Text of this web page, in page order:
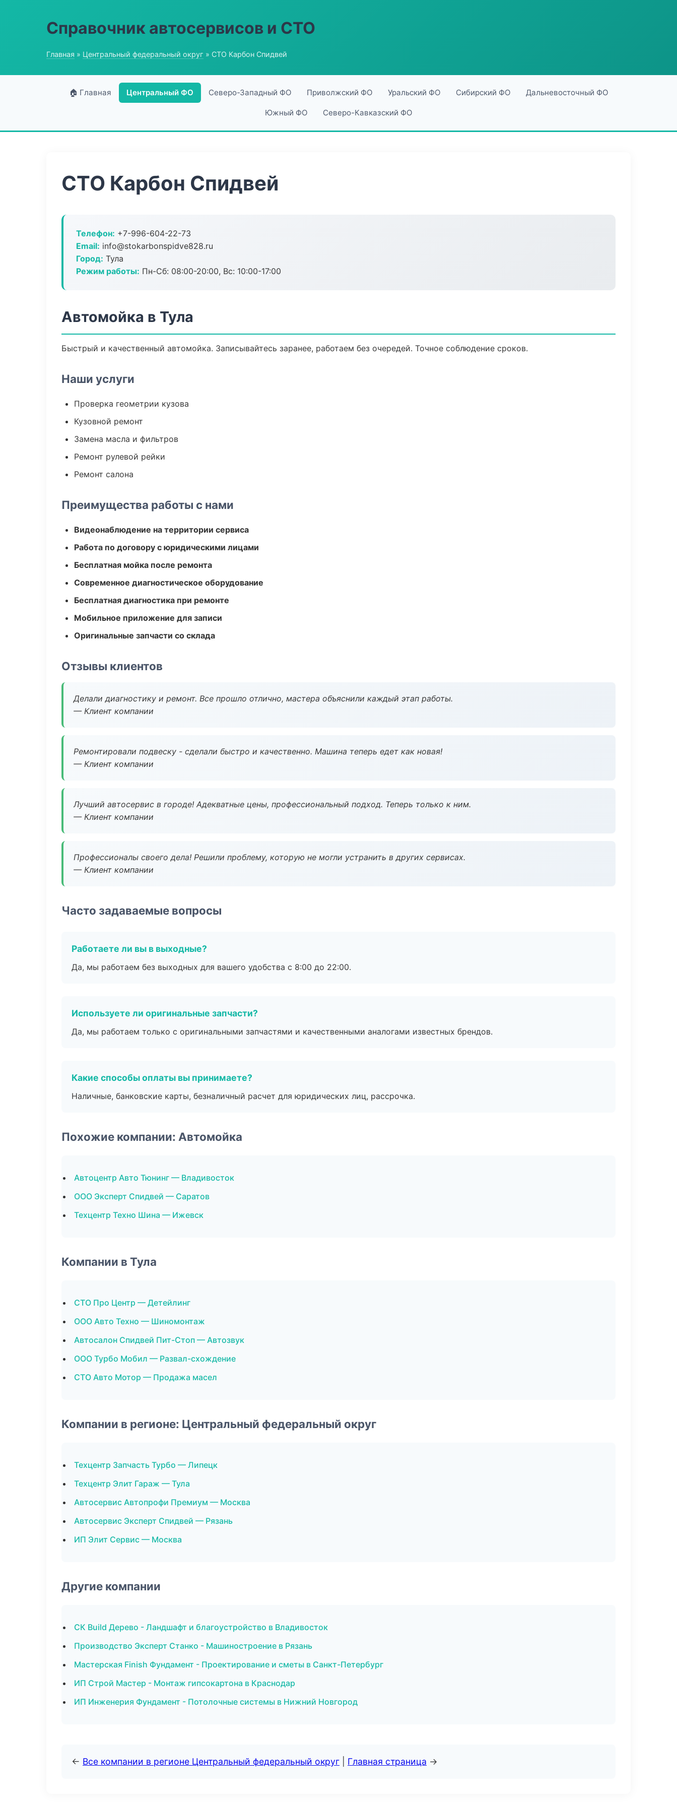
Справочник автосервисов и СТО
Главная » Центральный федеральный округ » СТО Карбон Спидвей
🏠 Главная Центральный ФО Северо-Западный ФО Приволжский ФО Уральский ФО Сибирский ФО Дальневосточный ФО
Южный ФО Северо-Кавказский ФО
СТО Карбон Спидвей
Телефон: +7-996-604-22-73
Email: info@stokarbonspidve828.ru
Город: Тула
Режим работы: Пн-Сб: 08:00-20:00, Вс: 10:00-17:00
Автомойка в Тула
Быстрый и качественный автомойка. Записывайтесь заранее, работаем без очередей. Точное соблюдение сроков.
Наши услуги
Проверка геометрии кузова
Кузовной ремонт
Замена масла и фильтров
Ремонт рулевой рейки
Ремонт салона
Преимущества работы с нами
Видеонаблюдение на территории сервиса
Работа по договору с юридическими лицами
Бесплатная мойка после ремонта
Современное диагностическое оборудование
Бесплатная диагностика при ремонте
Мобильное приложение для записи
Оригинальные запчасти со склада
Отзывы клиентов
Делали диагностику и ремонт. Все прошло отлично, мастера объяснили каждый этап работы.
— Клиент компании
Ремонтировали подвеску - сделали быстро и качественно. Машина теперь едет как новая!
— Клиент компании
Лучший автосервис в городе! Адекватные цены, профессиональный подход. Теперь только к ним.
— Клиент компании
Профессионалы своего дела! Решили проблему, которую не могли устранить в других сервисах.
— Клиент компании
Часто задаваемые вопросы
Работаете ли вы в выходные?
Да, мы работаем без выходных для вашего удобства с 8:00 до 22:00.
Используете ли оригинальные запчасти?
Да, мы работаем только с оригинальными запчастями и качественными аналогами известных брендов.
Какие способы оплаты вы принимаете?
Наличные, банковские карты, безналичный расчет для юридических лиц, рассрочка.
Похожие компании: Автомойка
Автоцентр Авто Тюнинг — Владивосток
ООО Эксперт Спидвей — Саратов
Техцентр Техно Шина — Ижевск
Компании в Тула
СТО Про Центр — Детейлинг
ООО Авто Техно — Шиномонтаж
Автосалон Спидвей Пит-Стоп — Автозвук
ООО Турбо Мобил — Развал-схождение
СТО Авто Мотор — Продажа масел
Компании в регионе: Центральный федеральный округ
Техцентр Запчасть Турбо — Липецк
Техцентр Элит Гараж — Тула
Автосервис Автопрофи Премиум — Москва
Автосервис Эксперт Спидвей — Рязань
ИП Элит Сервис — Москва
Другие компании
СК Build Дерево - Ландшафт и благоустройство в Владивосток
Производство Эксперт Станко - Машиностроение в Рязань
Мастерская Finish Фундамент - Проектирование и сметы в Санкт-Петербург
ИП Строй Мастер - Монтаж гипсокартона в Краснодар
ИП Инженерия Фундамент - Потолочные системы в Нижний Новгород
← Все компании в регионе Центральный федеральный округ Главная страница →